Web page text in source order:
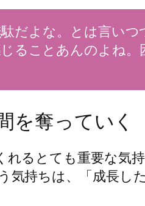
だよな。とは言い
ることあんのよね
を奪っていく
るとても重要な気持
気持ちは、「成長し